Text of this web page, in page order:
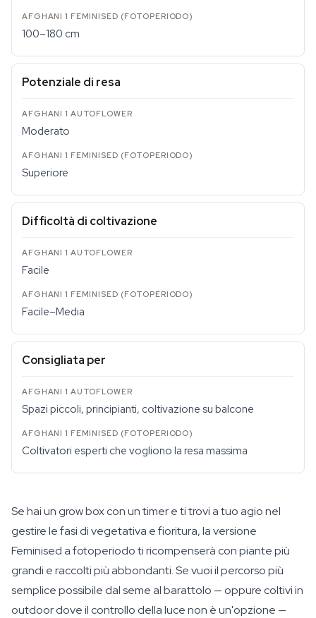
100–180 cm
Potenziale di resa
Moderato
Superiore
Difficoltà di coltivazione
Facile
Facile–Media
Consigliata per
Spazi piccoli, principianti, coltivazione su balcone
Coltivatori esperti che vogliono la resa massima
Se hai un grow box con un timer e ti trovi a tuo agio nel
gestire le fasi di vegetativa e fioritura, la versione
Feminised a fotoperiodo ti ricompenserà con piante più
grandi e raccolti più abbondanti. Se vuoi il percorso più
semplice possibile dal seme al barattolo — oppure coltivi in
outdoor dove il controllo della luce non è un'opzione —